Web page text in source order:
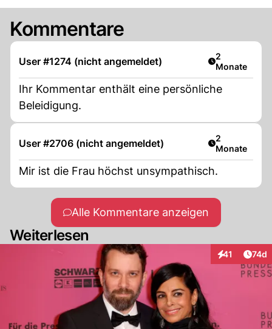
Kommentare
User #1274 (nicht angemeldet) Artikel
2
Monate
Ihr Kommentar enthält eine persönliche
Beleidigung.
User #2706 (nicht angemeldet) Artikel
2
Monate
Mir ist die Frau höchst unsympathisch.
Alle Kommentare anzeigen
Weiterlesen
41
Interaktionen
74d